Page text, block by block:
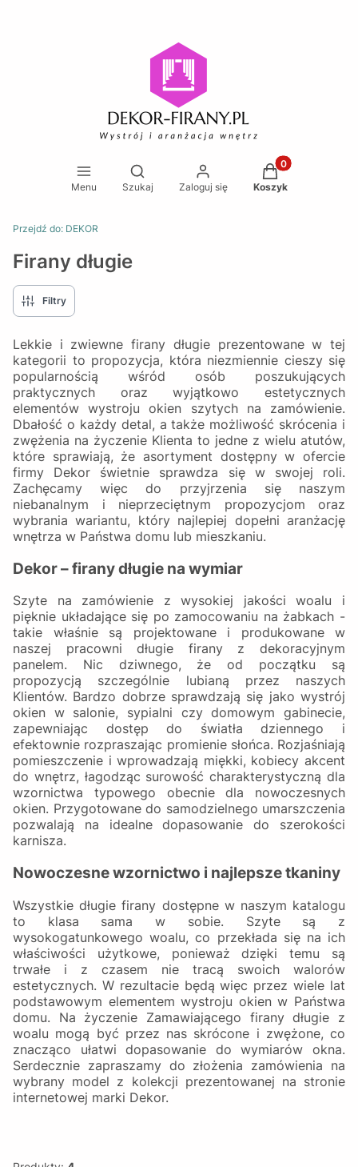
Menu
Otwórz wyszukiwarkę
Szukaj Zaloguj się
Produkty w
Koszyk
Przejdź do: DEKOR
Firany długie
Filtry
Lekkie i zwiewne firany długie prezentowane w tej
kategorii to propozycja, która niezmiennie cieszy się
popularnością wśród osób poszukujących
praktycznych oraz wyjątkowo estetycznych
elementów wystroju okien szytych na zamówienie.
Dbałość o każdy detal, a także możliwość skrócenia i
zwężenia na życzenie Klienta to jedne z wielu atutów,
które sprawiają, że asortyment dostępny w ofercie
firmy Dekor świetnie sprawdza się w swojej roli.
Zachęcamy więc do przyjrzenia się naszym
niebanalnym i nieprzeciętnym propozycjom oraz
wybrania wariantu, który najlepiej dopełni aranżację
wnętrza w Państwa domu lub mieszkaniu.
Dekor – firany długie na wymiar
Szyte na zamówienie z wysokiej jakości woalu i
pięknie układające się po zamocowaniu na żabkach -
takie właśnie są projektowane i produkowane w
naszej pracowni długie firany z dekoracyjnym
panelem. Nic dziwnego, że od początku są
propozycją szczególnie lubianą przez naszych
Klientów. Bardzo dobrze sprawdzają się jako wystrój
okien w salonie, sypialni czy domowym gabinecie,
zapewniając dostęp do światła dziennego i
efektownie rozpraszając promienie słońca. Rozjaśniają
pomieszczenie i wprowadzają miękki, kobiecy akcent
do wnętrz, łagodząc surowość charakterystyczną dla
wzornictwa typowego obecnie dla nowoczesnych
okien. Przygotowane do samodzielnego umarszczenia
pozwalają na idealne dopasowanie do szerokości
karnisza.
Nowoczesne wzornictwo i najlepsze tkaniny
Wszystkie długie firany dostępne w naszym katalogu
to klasa sama w sobie. Szyte są z
wysokogatunkowego woalu, co przekłada się na ich
właściwości użytkowe, ponieważ dzięki temu są
trwałe i z czasem nie tracą swoich walorów
estetycznych. W rezultacie będą więc przez wiele lat
podstawowym elementem wystroju okien w Państwa
domu. Na życzenie Zamawiającego firany długie z
woalu mogą być przez nas skrócone i zwężone, co
znacząco ułatwi dopasowanie do wymiarów okna.
Serdecznie zapraszamy do złożenia zamówienia na
wybrany model z kolekcji prezentowanej na stronie
internetowej marki Dekor.